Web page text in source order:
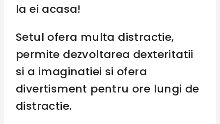
la ei acasa!
Setul ofera multa distractie,
permite dezvoltarea dexteritatii
si a imaginatiei si ofera
divertisment pentru ore lungi de
distractie.